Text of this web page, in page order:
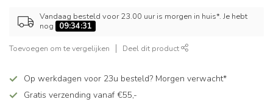
Vandaag besteld voor 23.00 uur is morgen in huis*. Je hebt
nog
09:34:30
Toevoegen om te vergelijken Deel dit product
Op werkdagen voor 23u besteld? Morgen verwacht*
Gratis verzending vanaf €55,-